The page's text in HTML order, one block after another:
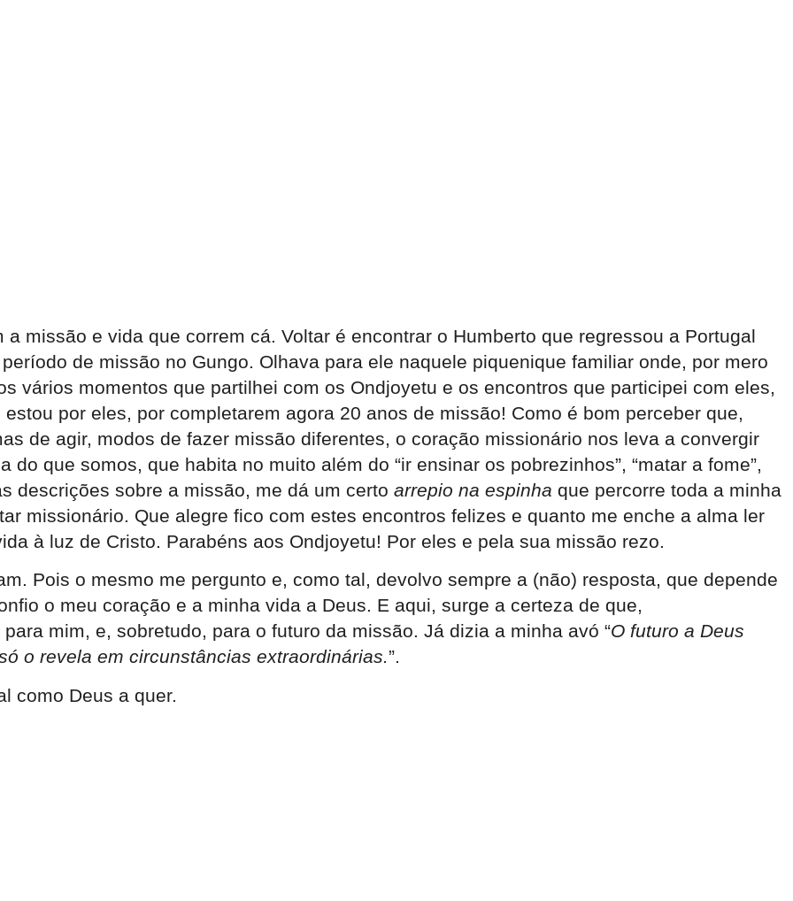
missão e vida que correm cá. Voltar é encontrar o Humberto que regressou a Portugal
de missão no Gungo. Olhava para ele naquele piquenique familiar onde, por mero
vários momentos que partilhei com os Ondjoyetu e os encontros que participei com eles,
por eles, por completarem agora 20 anos de missão! Como é bom perceber que,
de agir, modos de fazer missão diferentes, o coração missionário nos leva a convergir
que somos, que habita no muito além do “ir ensinar os pobrezinhos”, “matar a fome”,
descrições sobre a missão, me dá um certo arrepio na espinha que percorre toda a minha
missionário. Que alegre fico com estes encontros felizes e quanto me enche a alma ler
à luz de Cristo. Parabéns aos Ondjoyetu! Por eles e pela sua missão rezo.
Pois o mesmo me pergunto e, como tal, devolvo sempre a (não) resposta, que depende
o meu coração e a minha vida a Deus. E aqui, surge a certeza de que,
mim, e, sobretudo, para o futuro da missão. Já dizia a minha avó “O futuro a Deus
o revela em circunstâncias extraordinárias.”.
como Deus a quer.